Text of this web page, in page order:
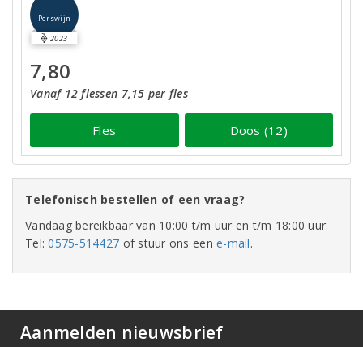
Perswijn
2023
7,80
Vanaf 12 flessen 7,15 per fles
Fles Doos (12)
Telefonisch bestellen of een vraag?
Vandaag bereikbaar van 10:00 t/m uur en t/m 18:00 uur.
Tel:0575-514427 of stuur ons eene-mail.
Aanmelden nieuwsbrief